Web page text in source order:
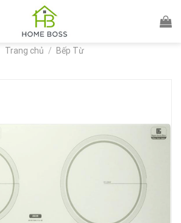
Trang chủ / Bếp Từ